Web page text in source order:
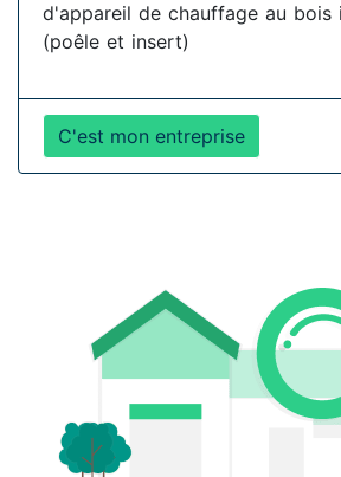
d'appareil de chauffage au bois
(poêle et insert)
C'est mon entreprise